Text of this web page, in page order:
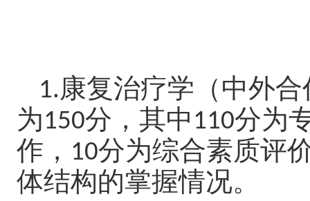
1.康复治疗学（中外
为150分，其中 110分为
作， 10分为综合素质评
体结构的掌握情况。